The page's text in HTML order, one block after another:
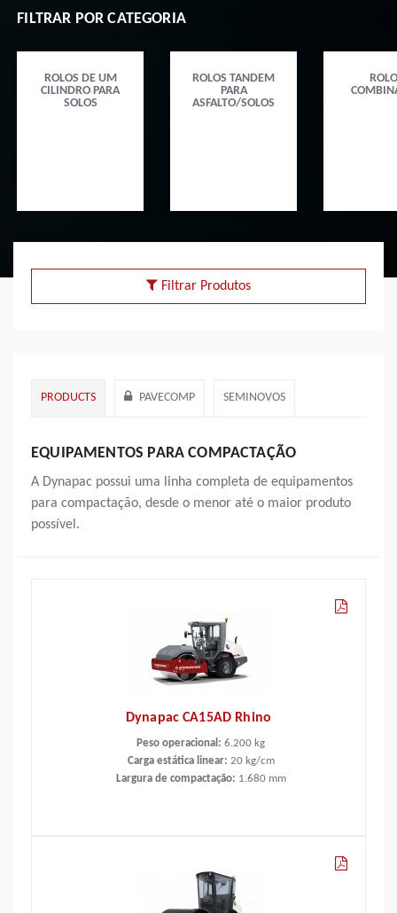
FILTRAR POR CATEGORIA
ROLOS DE UM
CILINDRO PARA
SOLOS
ROLOS TANDEM
PARA
ASFALTO/SOLOS
Filtrar Produtos
PRODUCTS PAVECOMP SEMINOVOS
EQUIPAMENTOS PARA COMPACTAÇÃO
A Dynapac possui uma linha completa de equipamentos
para compactação, desde o menor até o maior produto
possível.
Dynapac CA15AD Rhino
Peso operacional: 6.200 kg
Carga estática linear: 20 kg/cm
Largura de compactação: 1.680 mm